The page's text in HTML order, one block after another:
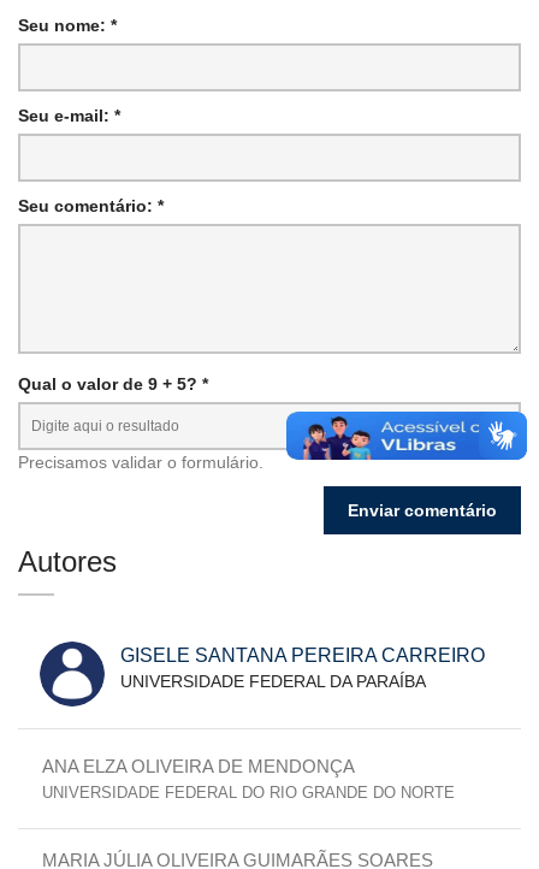
Seu nome: *
Seu e-mail: *
Seu comentário: *
Qual o valor de 9 + 5? *
Precisamos validar o formulário.
Autores
GISELE SANTANA PEREIRA CARREIRO
UNIVERSIDADE FEDERAL DA PARAÍBA
ANA ELZA OLIVEIRA DE MENDONÇA
UNIVERSIDADE FEDERAL DO RIO GRANDE DO NORTE
MARIA JÚLIA OLIVEIRA GUIMARÃES SOARES